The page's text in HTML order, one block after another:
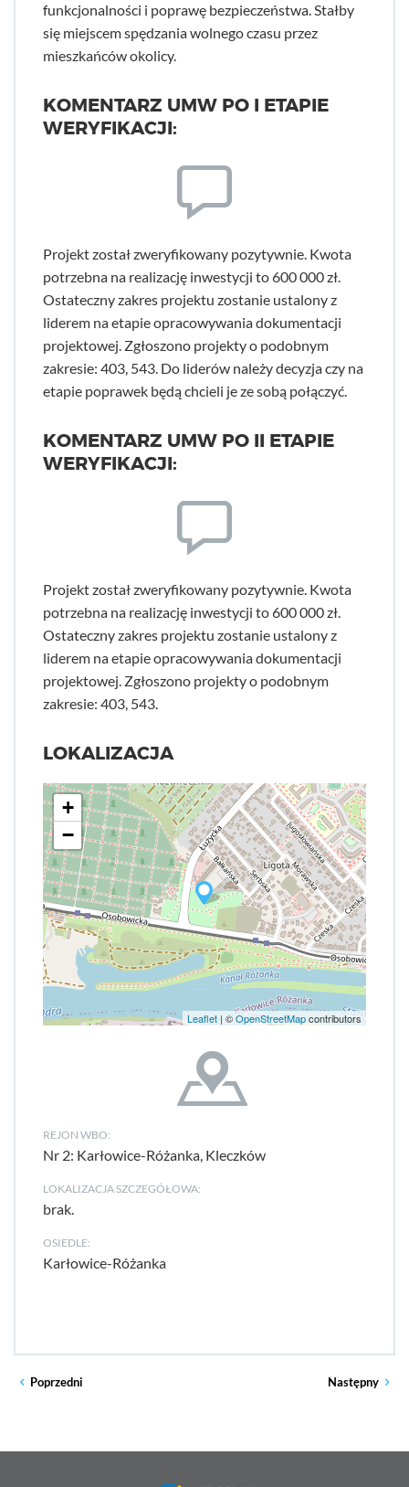
funkcjonalności i poprawę bezpieczeństwa. Stałby
się miejscem spędzania wolnego czasu przez
mieszkańców okolicy.
KOMENTARZ UMW PO I ETAPIE
WERYFIKACJI:
Projekt został zweryfikowany pozytywnie. Kwota
potrzebna na realizację inwestycji to 600 000 zł.
Ostateczny zakres projektu zostanie ustalony z
liderem na etapie opracowywania dokumentacji
projektowej. Zgłoszono projekty o podobnym
zakresie: 403, 543. Do liderów należy decyzja czy na
etapie poprawek będą chcieli je ze sobą połączyć.
KOMENTARZ UMW PO II ETAPIE
WERYFIKACJI:
Projekt został zweryfikowany pozytywnie. Kwota
potrzebna na realizację inwestycji to 600 000 zł.
Ostateczny zakres projektu zostanie ustalony z
liderem na etapie opracowywania dokumentacji
projektowej. Zgłoszono projekty o podobnym
zakresie: 403, 543.
LOKALIZACJA
+
−
Leaflet | ©OpenStreetMapcontributors
REJON WBO:
Nr 2: Karłowice-Różanka, Kleczków
LOKALIZACJA SZCZEGÓŁOWA:
brak.
OSIEDLE:
Karłowice-Różanka
Poprzedni Następny